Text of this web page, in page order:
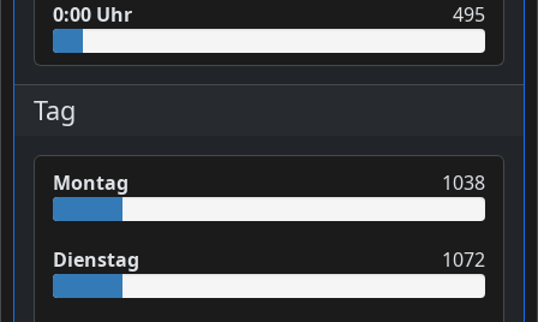
0:00 Uhr 495
Tag
Montag 1038
Dienstag 1072